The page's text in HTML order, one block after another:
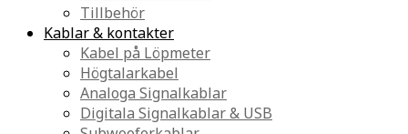
Tillbehör
Kablar & kontakter
Kabel på Löpmeter
Högtalarkabel
Analoga Signalkablar
Digitala Signalkablar & USB